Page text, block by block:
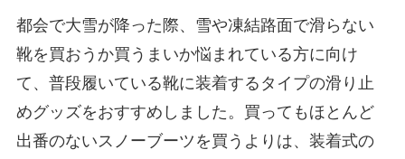
都会で大雪が降った際、雪や凍結路面で滑らない
靴を買おうか買うまいか悩まれている方に向け
て、普段履いている靴に装着するタイプの滑り止
めグッズをおすすめしました。買ってもほとんど
出番のないスノーブーツを買うよりは、装着式の